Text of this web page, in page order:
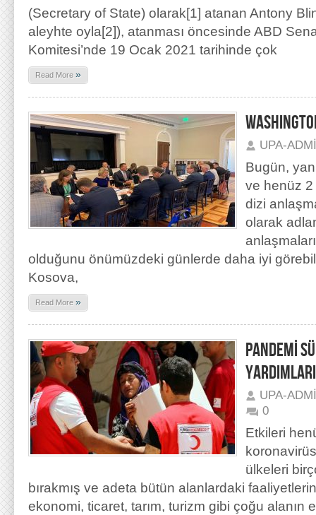
(Secretary of State) olarak[1] atanan Antony
aleyhte oyla[2]), atanması öncesinde ABD
Komitesi’nde 19 Ocak 2021 tarihinde çok
Read More »
UPA-
Bugün,
ve henüz
dizi
olarak
olduğunu önümüzdeki günlerde daha iyi
Kosova,
Read More »
PANDEMİ
YARDIMLARI
UPA-
0
Etkileri
ülkeleri
bırakmış ve adeta bütün alanlardaki
ekonomi, ticaret, tarım, turizm gibi çoğu alanın